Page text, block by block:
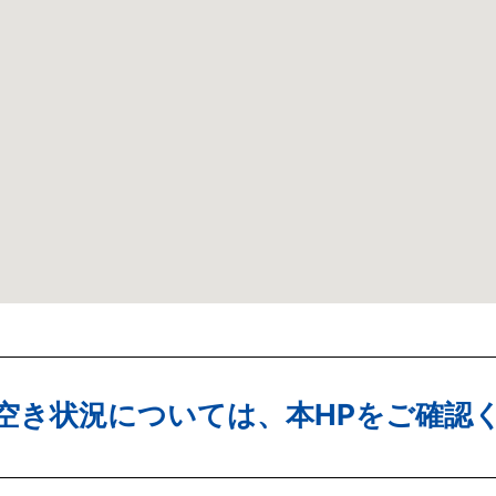
き状況については、本HPをご確認